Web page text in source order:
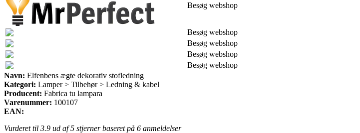
Besøg webshop
Besøg webshop
Besøg webshop
Besøg webshop
Besøg webshop
Navn: Elfenbens ægte dekorativ stofledning
Kategori: Lamper > Tilbehør > Ledning & kabel
Producent: Fabrica tu lampara
Varenummer: 100107
EAN:
Vurderet til 3.9 ud af 5 stjerner baseret på 6 anmeldelser